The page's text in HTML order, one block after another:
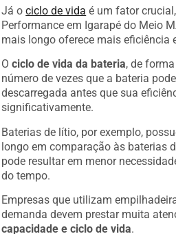
Já ociclo de vida é um fator
Performance em Igarapé do Meio
mais longo oferece mais eficiência
Ociclo de vida da bateria , de
número de vezes que a bateria
descarregada antes que sua
significativamente.
Baterias de lítio, por exemplo,
longo em comparação às baterias
pode resultar em menor
do tempo.
Empresas que utilizam
demanda devem prestar muita
capacidade e ciclo de vida